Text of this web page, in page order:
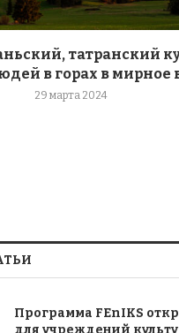
татранский
в горах в мирное
29 марта 2024
Программа FEnIKS
для учреждений